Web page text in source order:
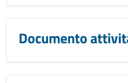
Documento